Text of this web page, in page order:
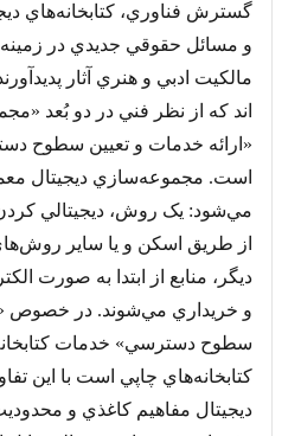
گسترش فناوري، کتابخانه‌هاي
و مسائل حقوقي جديدي در
مالکيت ادبي و هنري آثار
اند که از نظر فني در دو بُعد
«ارائه خدمات و تعيين سطوح
است. مجموعه‌سازي ديجيتال
مي‌شود: يک روش، ديجيتالي کردن
از طريق اسکن و يا ساير
ديگر، منابع از ابتدا به صورت
و خريداري مي‌شوند. در خصوص
سطوح دسترسي» خدمات
کتابخانه‌هاي چاپي است با اين
ديجيتال مفاهيم کاغذي و